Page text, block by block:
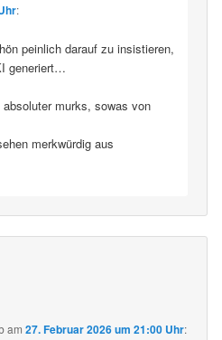
:
peinlich darauf zu insistieren,
generiert…
murks, sowas von
merkwürdig aus
am27. Februar 2026 um 21:00 Uhr: